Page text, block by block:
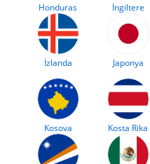
Honduras İngiltere
İzlanda Japonya
Kosova Kosta Rika